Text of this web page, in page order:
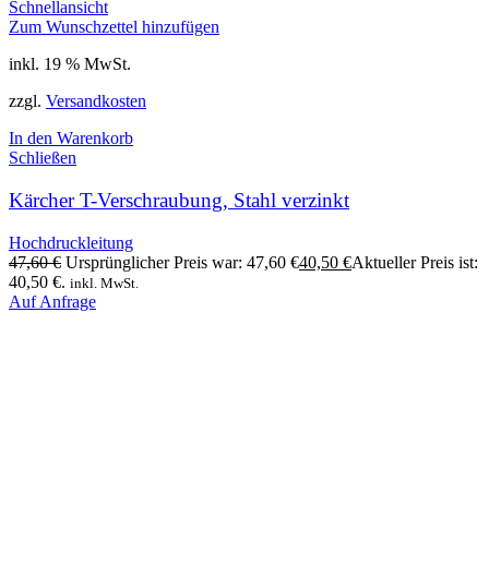
Schnellansicht
Zum Wunschzettel hinzufügen
inkl. 19 % MwSt.
zzgl. Versandkosten
In den Warenkorb
Schließen
Kärcher T-Verschraubung, Stahl verzinkt
Hochdruckleitung
47,60€ Ursprünglicher Preis war: 47,60 €40,50 €Aktueller Preis ist:
40,50 €. inkl. MwSt.
Auf Anfrage